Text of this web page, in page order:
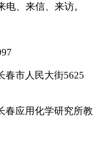
、来信、来访。
春市人民大街5625
春应用化学研究所教